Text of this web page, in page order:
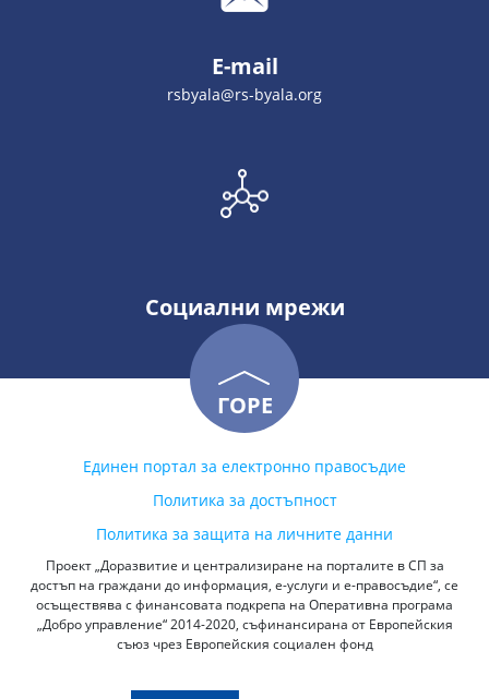
E-mail
rsbyala@rs-byala.org
Социални мрежи
ГОРЕ
Единен портал за електронно правосъдие
Политика за достъпност
Политика за защита на личните данни
Проект „Доразвитие и централизиране на порталите в СП за
достъп на граждани до информация, е-услуги и е-правосъдие“, се
осъществява с финансовата подкрепа на Оперативна програма
„Добро управление“ 2014-2020, съфинансирана от Европейския
съюз чрез Европейския социален фонд